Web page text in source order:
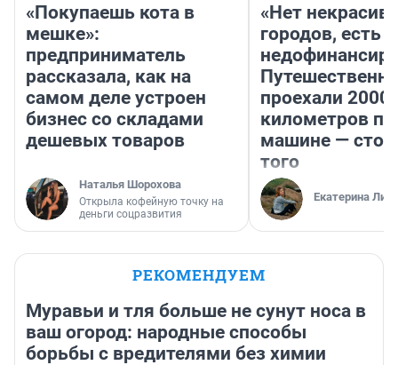
«Покупаешь кота в
мешке»:
предприниматель
рассказала, как на
самом деле устроен
бизнес со складами
дешевых товаров
Наталья Шорохова
Открыла кофейную точку на
деньги соцразвития
«Нет
городов, есть
проехали 2000
километров по
машине —
того
Екатерина
РЕКОМЕНДУЕМ
Муравьи и тля больше не сунут носа в
ваш огород: народные способы
борьбы с вредителями без химии